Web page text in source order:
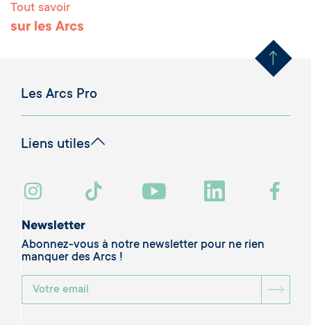
Tout savoir
sur les Arcs Remonter
Les Arcs Pro
Liens utiles
Newsletter
Abonnez-vous à notre newsletter pour ne rien
manquer des Arcs !